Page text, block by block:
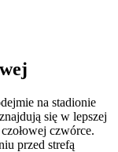
na stadionie
się w lepszej
czwórce.
przed strefą